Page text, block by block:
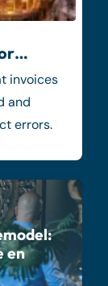
invoices
and
errors.
en